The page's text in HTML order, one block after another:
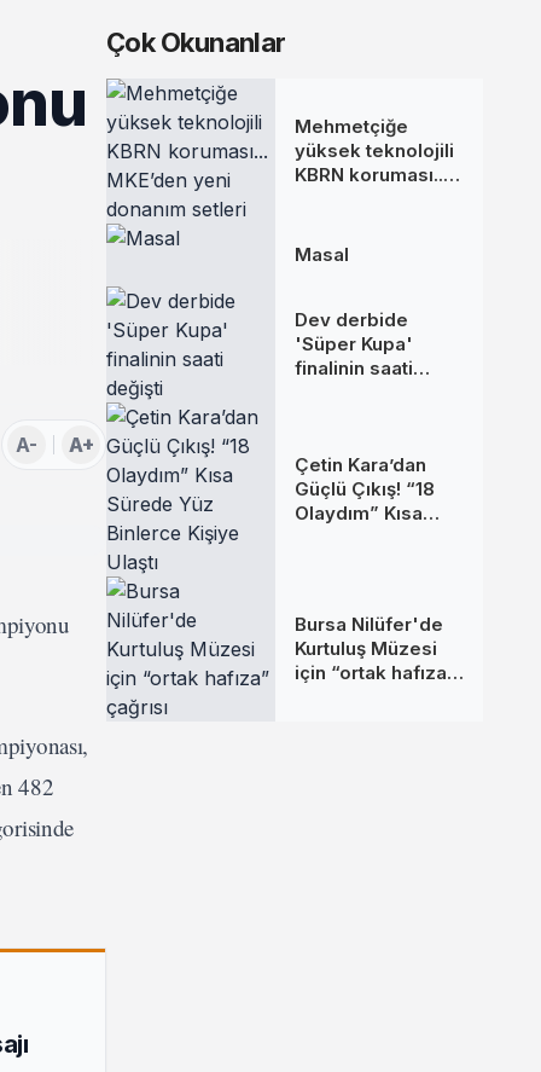
A- A+
482
Çok Okunanlar
Mehmetçiğe
yüksek teknolojili
KBRN koruması...
Masal
Dev derbide
'Süper Kupa'
finalinin saati
Çetin Kara’dan
Güçlü Çıkış! “18
Olaydım” Kısa
Bursa Nilüfer'de
Kurtuluş Müzesi
için “ortak hafıza”